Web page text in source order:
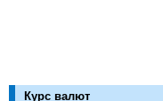
Курс валют